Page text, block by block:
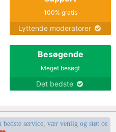
100% gratis
Lyttende moderatorer
Besøgende
Meget besøgt
Det bedste
service, vær venlig og støt os